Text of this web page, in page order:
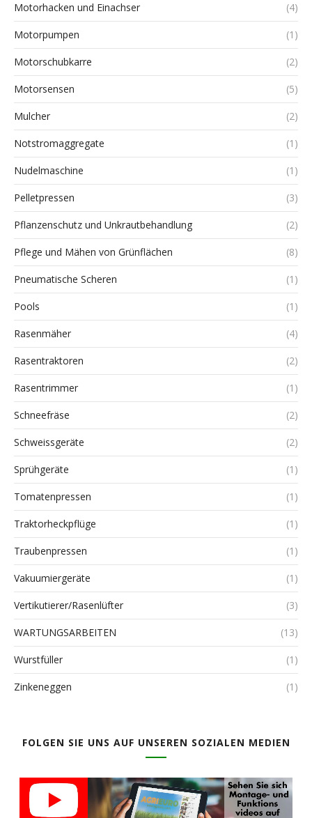
Motorhacken und Einachser (4)
Motorpumpen (1)
Motorschubkarre (2)
Motorsensen (5)
Mulcher (2)
Notstromaggregate (1)
Nudelmaschine (1)
Pelletpressen (3)
Pflanzenschutz und Unkrautbehandlung (2)
Pflege und Mähen von Grünflächen (8)
Pneumatische Scheren (1)
Pools (1)
Rasenmäher (4)
Rasentraktoren (2)
Rasentrimmer (1)
Schneefräse (2)
Schweissgeräte (2)
Sprühgeräte (1)
Tomatenpressen (1)
Traktorheckpflüge (1)
Traubenpressen (1)
Vakuumiergeräte (1)
Vertikutierer/Rasenlüfter (3)
WARTUNGSARBEITEN (13)
Wurstfüller (1)
Zinkeneggen (1)
FOLGEN SIE UNS AUF UNSEREN SOZIALEN MEDIEN